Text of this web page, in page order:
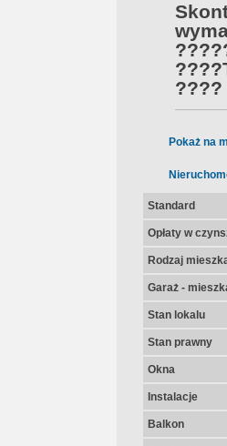
????
????
Pokaż na
Standard
Opłaty w
Rodzaj
Garaż -
Stan lokalu
Stan prawny
Okna
Instalacje
Balkon